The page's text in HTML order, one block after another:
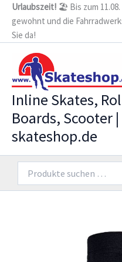
Zum
Inhalt
springen
Urlaubszeit! 🏖️ Bis zum
gewohnt und die
Sie da!
Inline Skates,
Boards, Scooter |
skateshop.de
nach: